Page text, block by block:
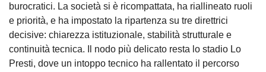
burocratici. La società si è ricompattata, ha riallineato ruoli
e priorità, e ha impostato la ripartenza su tre direttrici
decisive: chiarezza istituzionale, stabilità strutturale e
continuità tecnica. Il nodo più delicato resta lo stadio Lo
Presti, dove un intoppo tecnico ha rallentato il percorso